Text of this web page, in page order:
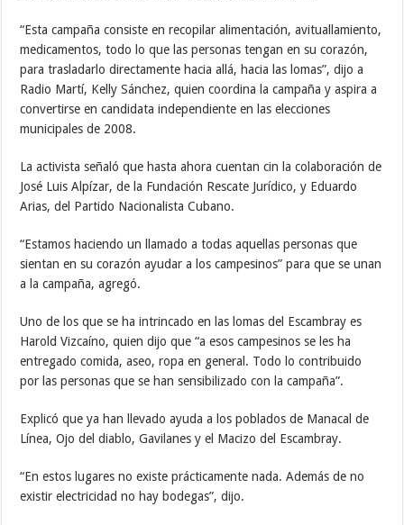
“Esta campaña consiste en recopilar alimentación, avituallamiento,
medicamentos, todo lo que las personas tengan en su corazón,
para trasladarlo directamente hacia allá, hacia las lomas”, dijo a
Radio Martí, Kelly Sánchez, quien coordina la campaña y aspira a
convertirse en candidata independiente en las elecciones
municipales de 2008.
La activista señaló que hasta ahora cuentan cin la colaboración de
José Luis Alpízar, de la Fundación Rescate Jurídico, y Eduardo
Arias, del Partido Nacionalista Cubano.
“Estamos haciendo un llamado a todas aquellas personas que
sientan en su corazón ayudar a los campesinos” para que se unan
a la campaña, agregó.
Uno de los que se ha intrincado en las lomas del Escambray es
Harold Vizcaíno, quien dijo que “a esos campesinos se les ha
entregado comida, aseo, ropa en general. Todo lo contribuido
por las personas que se han sensibilizado con la campaña”.
Explicó que ya han llevado ayuda a los poblados de Manacal de
Línea, Ojo del diablo, Gavilanes y el Macizo del Escambray.
“En estos lugares no existe prácticamente nada. Además de no
existir electricidad no hay bodegas”, dijo.